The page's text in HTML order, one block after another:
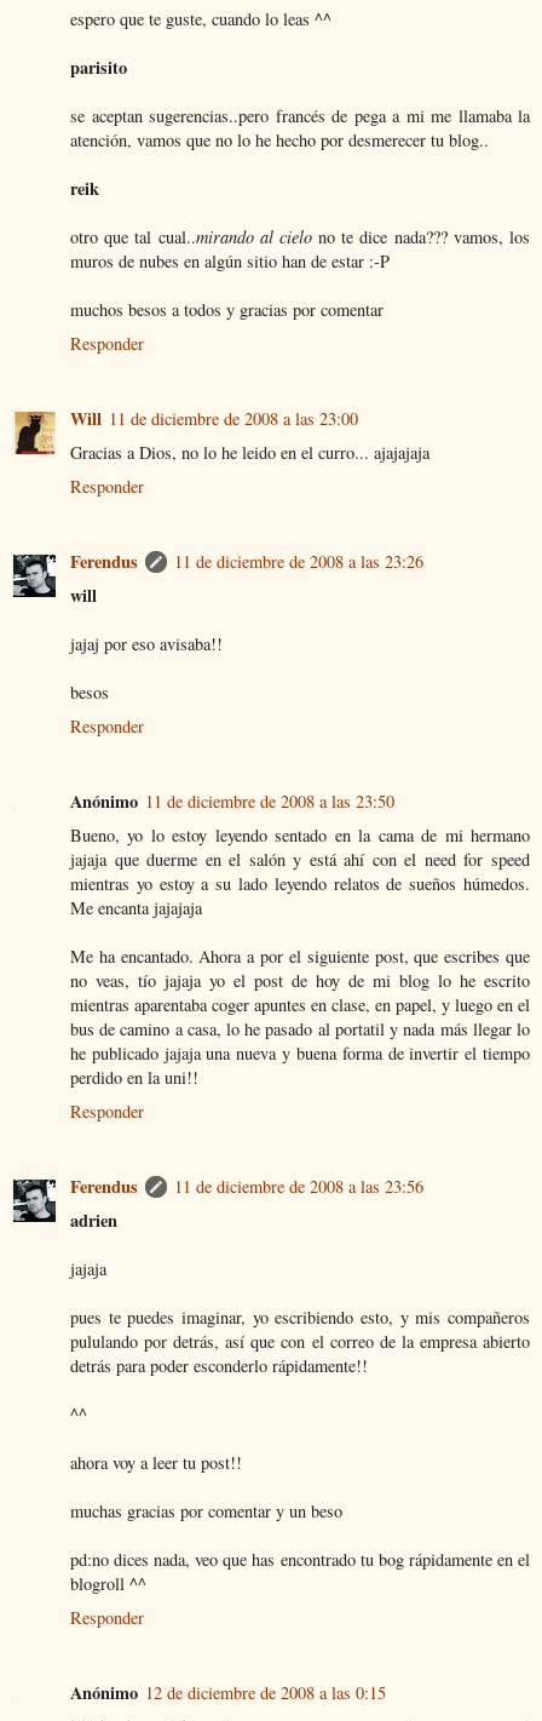
espero que te guste, cuando lo leas ^^
parisito
se aceptan sugerencias..pero francés de pega a mi me llamaba la
atención, vamos que no lo he hecho por desmerecer tu blog..
reik
otro que tal cual..mirando al cielono te dice nada??? vamos, los
muros de nubes en algún sitio han de estar :-P
muchos besos a todos y gracias por comentar
Responder
Will 11 de diciembre de 2008 a las 23:00
Gracias a Dios, no lo he leido en el curro... ajajajaja
Responder
Ferendus 11 de diciembre de 2008 a las 23:26
will
jajaj por eso avisaba!!
besos
Responder
Anónimo 11 de diciembre de 2008 a las 23:50
Bueno, yo lo estoy leyendo sentado en la cama de mi hermano
jajaja que duerme en el salón y está ahí con el need for speed
mientras yo estoy a su lado leyendo relatos de sueños húmedos.
Me encanta jajajaja
Me ha encantado. Ahora a por el siguiente post, que escribes que
no veas, tío jajaja yo el post de hoy de mi blog lo he escrito
mientras aparentaba coger apuntes en clase, en papel, y luego en el
bus de camino a casa, lo he pasado al portatil y nada más llegar lo
he publicado jajaja una nueva y buena forma de invertir el tiempo
perdido en la uni!!
Responder
Ferendus 11 de diciembre de 2008 a las 23:56
adrien
jajaja
pues te puedes imaginar, yo escribiendo esto, y mis compañeros
pululando por detrás, así que con el correo de la empresa abierto
detrás para poder esconderlo rápidamente!!
^^
ahora voy a leer tu post!!
muchas gracias por comentar y un beso
pd:no dices nada, veo que has encontrado tu bog rápidamente en el
blogroll ^^
Responder
Anónimo 12 de diciembre de 2008 a las 0:15